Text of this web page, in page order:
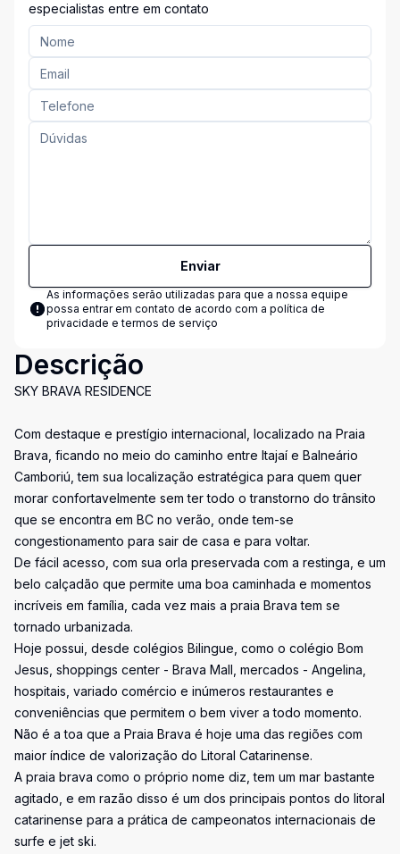
especialistas entre em contato
Enviar
As informações serão utilizadas para que a nossa equipe
possa entrar em contato de acordo com a política de
privacidade e termos de serviço
Descrição
SKY BRAVA RESIDENCE
Com destaque e prestígio internacional, localizado na Praia
Brava, ficando no meio do caminho entre Itajaí e Balneário
Camboriú, tem sua localização estratégica para quem quer
morar confortavelmente sem ter todo o transtorno do trânsito
que se encontra em BC no verão, onde tem-se
congestionamento para sair de casa e para voltar.
De fácil acesso, com sua orla preservada com a restinga, e um
belo calçadão que permite uma boa caminhada e momentos
incríveis em família, cada vez mais a praia Brava tem se
tornado urbanizada.
Hoje possui, desde colégios Bilingue, como o colégio Bom
Jesus, shoppings center - Brava Mall, mercados - Angelina,
hospitais, variado comércio e inúmeros restaurantes e
conveniências que permitem o bem viver a todo momento.
Não é a toa que a Praia Brava é hoje uma das regiões com
maior índice de valorização do Litoral Catarinense.
A praia brava como o próprio nome diz, tem um mar bastante
agitado, e em razão disso é um dos principais pontos do litoral
catarinense para a prática de campeonatos internacionais de
surfe e jet ski.